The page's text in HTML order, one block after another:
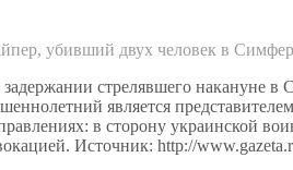
убивший двух человек в
стрелявшего накануне в
является
в сторону украинской
Источник: http://